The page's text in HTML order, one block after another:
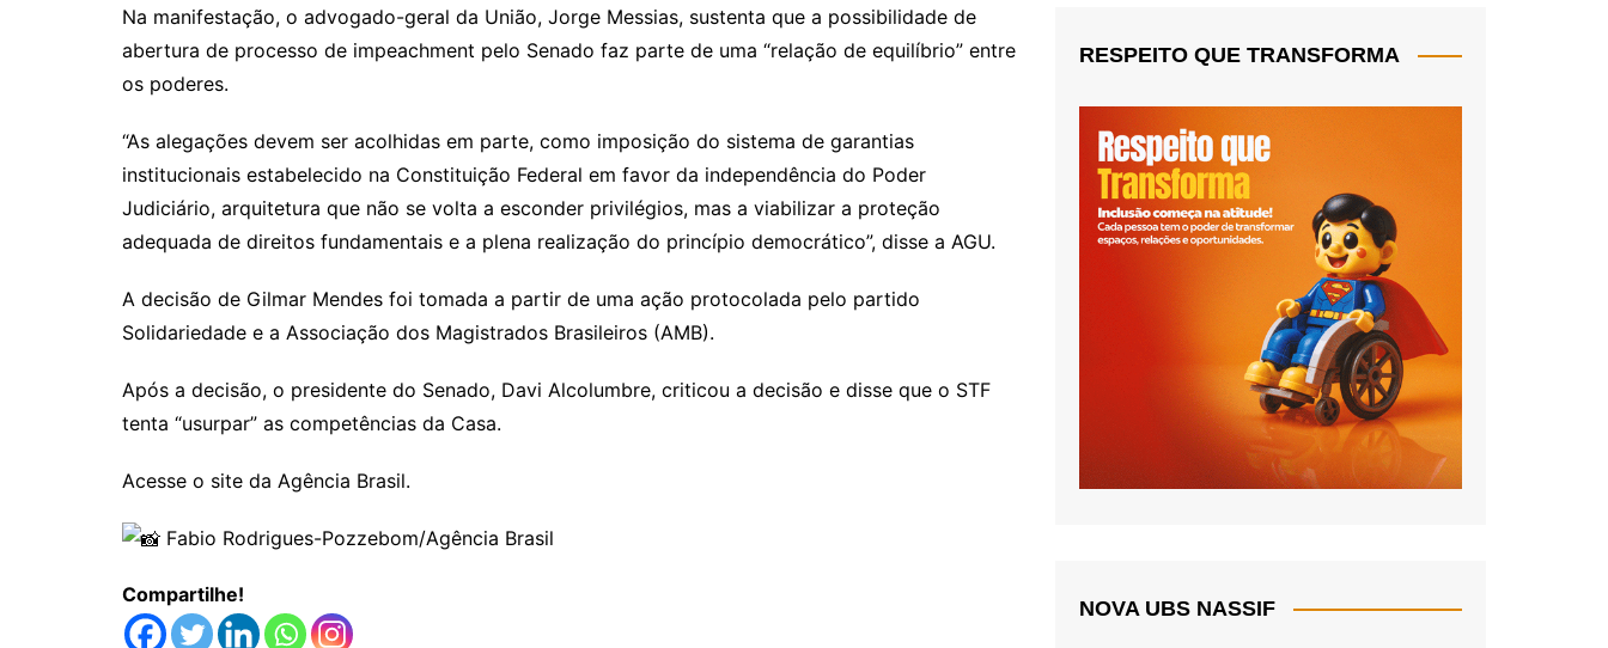
Na manifestação, o advogado-geral da União, Jorge Messias, sustenta que a possibilidade de
abertura de processo de impeachment pelo Senado faz parte de uma “relação de equilíbrio” entre
os poderes.
“As alegações devem ser acolhidas em parte, como imposição do sistema de garantias
institucionais estabelecido na Constituição Federal em favor da independência do Poder
Judiciário, arquitetura que não se volta a esconder privilégios, mas a viabilizar a proteção
adequada de direitos fundamentais e a plena realização do princípio democrático”, disse a AGU.
A decisão de Gilmar Mendes foi tomada a partir de uma ação protocolada pelo partido
Solidariedade e a Associação dos Magistrados Brasileiros (AMB).
Após a decisão, o presidente do Senado, Davi Alcolumbre, criticou a decisão e disse que o STF
tenta “usurpar” as competências da Casa.
Acesse o site da Agência Brasil.
Fabio Rodrigues-Pozzebom/Agência Brasil
Compartilhe!
RESPEITO QUE TRANSFORMA
NOVA UBS NASSIF